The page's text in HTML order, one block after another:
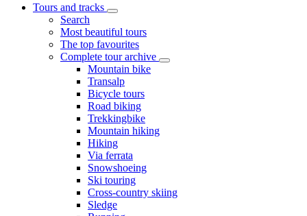
Tours and tracks
Search
Most beautiful tours
The top favourites
Complete tour archive
Mountain bike
Transalp
Bicycle tours
Road biking
Trekkingbike
Mountain hiking
Hiking
Via ferrata
Snowshoeing
Ski touring
Cross-country skiing
Sledge